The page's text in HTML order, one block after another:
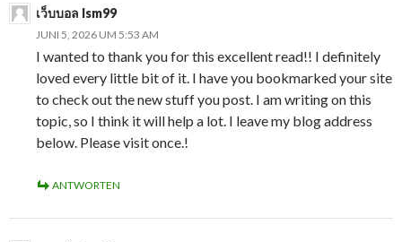
เว็บบอล lsm99
JUNI 5, 2026 UM 5:53 AM
I wanted to thank you for this excellent read!! I definitely
loved every little bit of it. I have you bookmarked your site
to check out the new stuff you post. I am writing on this
topic, so I think it will help a lot. I leave my blog address
below. Please visit once.!
ANTWORTEN